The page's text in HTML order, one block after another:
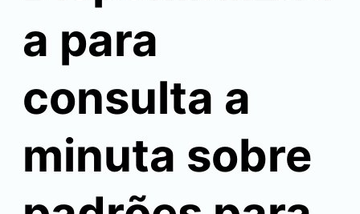
a para
consulta a
minuta sobre